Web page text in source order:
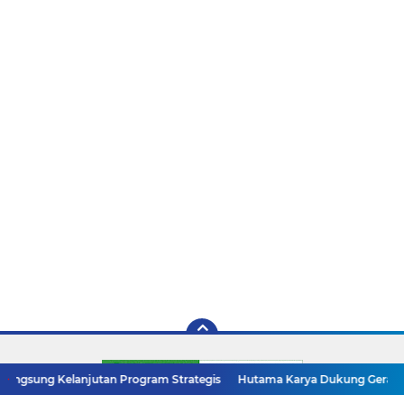
Program Strategis Hutama Karya Dukung Gerakan Nasional